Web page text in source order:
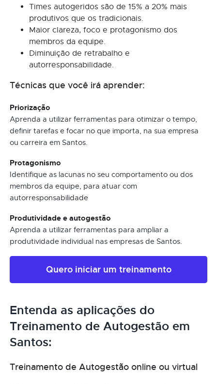
Times autogeridos são de 15% a 20% mais
produtivos que os tradicionais.
Maior clareza, foco e protagonismo dos
membros da equipe.
Diminuição de retrabalho e
autorresponsabilidade.
Técnicas que você irá aprender:
Priorização
Aprenda a utilizar ferramentas para otimizar o tempo,
definir tarefas e focar no que importa, na sua empresa
ou carreira em Santos.
Protagonismo
Identifique as lacunas no seu comportamento ou dos
membros da equipe, para atuar com
autorresponsabilidade
Produtividade e autogestão
Aprenda a utilizar ferramentas para ampliar a
produtividade individual nas empresas de Santos.
Quero iniciar um treinamento
Entenda as aplicações do
Treinamento de Autogestão em
Santos:
Treinamento de Autogestão online ou virtual